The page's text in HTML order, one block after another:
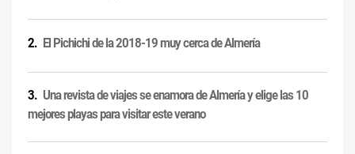
El Pichichi de la 2018-19 muy cerca de Almería
Una revista de viajes se enamora de Almería y elige las 10
mejores playas para visitar este verano